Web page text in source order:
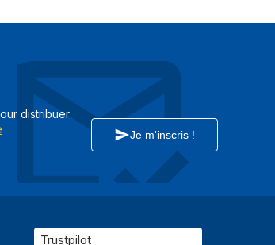
distribuer
Je m'inscris !
Trustpilot